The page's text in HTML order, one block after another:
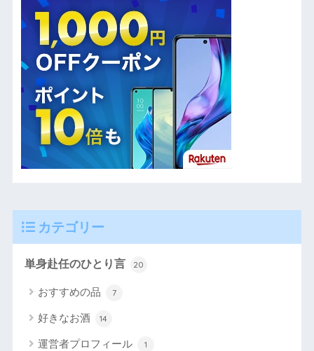
カテゴリー
単身赴任のひとり言 20
おすすめの品 7
好きなお酒 14
運営者プロフィール 1